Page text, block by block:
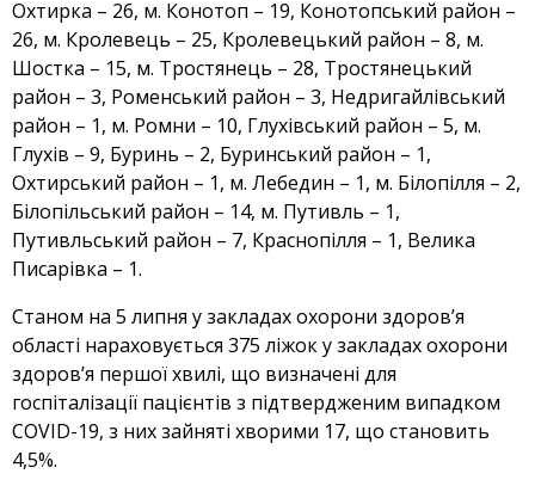
Охтирка – 26, м. Конотоп – 19, Конотопський район –
26, м. Кролевець – 25, Кролевецький район – 8, м.
Шостка – 15, м. Тростянець – 28, Тростянецький
район – 3, Роменський район – 3, Недригайлівський
район – 1, м. Ромни – 10, Глухівський район – 5, м.
Глухів – 9, Буринь – 2, Буринський район – 1,
Охтирський район – 1, м. Лебедин – 1, м. Білопілля – 2,
Білопільський район – 14, м. Путивль – 1,
Путивльський район – 7, Краснопілля – 1, Велика
Писарівка – 1.
Станом на 5 липня у закладах охорони здоров’я
області нараховується 375 ліжок у закладах охорони
здоров’я першої хвилі, що визначені для
госпіталізації пацієнтів з підтвердженим випадком
COVID-19, з них зайняті хворими 17, що становить
4,5%.